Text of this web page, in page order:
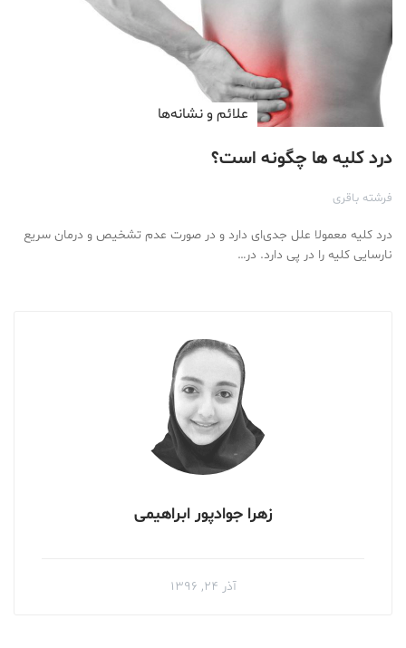
علائم و نشانه‌ها
درد کلیه ها چگونه است؟
فرشته باقری
درد کلیه معمولا علل جدی‌ای دارد و در صورت عدم تشخیص و درمان سریع
نارسایی کلیه را در پی دارد. در…
زهرا جوادپور ابراهیمی
آذر ۲۴, ۱۳۹۶